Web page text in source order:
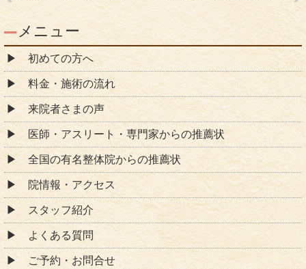
メニュー
初めての方へ
料金・施術の流れ
来院者さまの声
医師・アスリート・専門家からの推薦状
全国の有名整体院からの推薦状
院情報・アクセス
スタッフ紹介
よくある質問
ご予約・お問合せ